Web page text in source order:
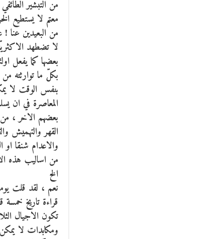
من التبشير
معتم لا يستطيع
من البعيدين عنا
لا تضطهد
بعضها كما يفعل
بكلّ ما توارثته
بنفس الوقت لا
المعاصرة في ان
بعضهم الاخر ، من
القهر والتهميش
والاعدام شنقا
من اساليب هذه
الخ
نعم ، لقد قلت
قراءة تاريخ
تكون الاجيال
ومكابدات لا